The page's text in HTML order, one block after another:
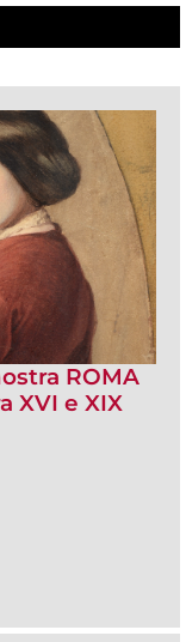
ROMA
XVI e XIX